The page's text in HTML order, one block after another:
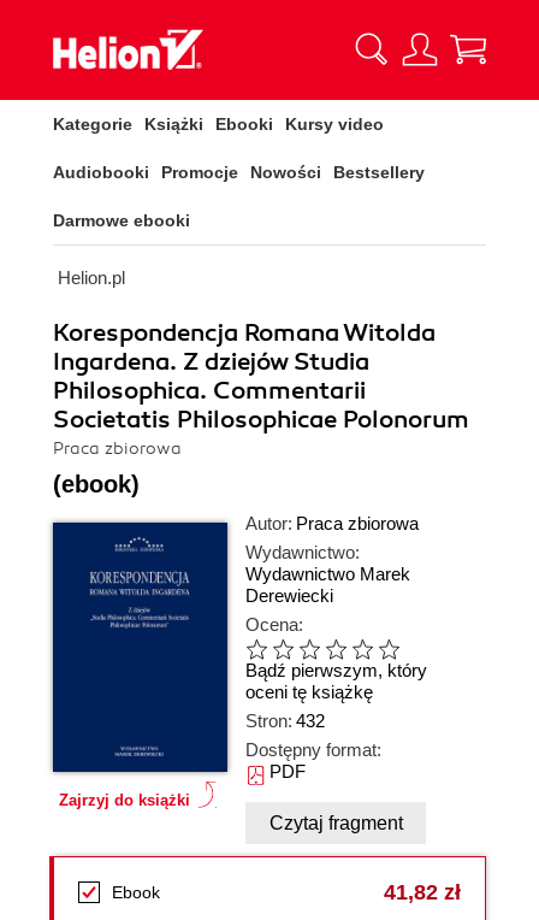
Kategorie Książki Ebooki Kursy video
Audiobooki Promocje Nowości Bestsellery
Darmowe ebooki
Helion.pl
Korespondencja Romana Witolda
Ingardena. Z dziejów Studia
Philosophica. Commentarii
Societatis Philosophicae Polonorum
Praca zbiorowa
(ebook)
Zajrzyj do książki
Autor: Praca zbiorowa
Wydawnictwo:
Wydawnictwo Marek
Derewiecki
Ocena:
Bądź pierwszym, który
oceni tę książkę
Stron: 432
Dostępny format:
PDF
Czytaj fragment
Ebook 41,82 zł